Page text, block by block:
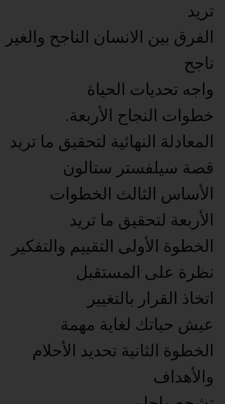
تريد
الفرق بين الانسان الناجح والغير
ناجح
واجه تحديات الحياة
خطوات النجاح الأربعة.
المعادلة النهائية لتحقيق ما تريد
قصة سيلفستر ستالون
الأساس الثالث الخطوات
الأربعة لتحقيق ما تريد
الخطوة الأولى التقييم والتفكير
نظرة على المستقبل
اتخاذ القرار بالتغيير
عيش حياتك لغاية مهمة
الخطوة الثانية تحديد الأحلام
والأهداف